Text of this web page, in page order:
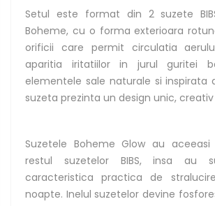
Setul este format din 2 suzete
Boheme, cu o forma exterioara
orificii care permit circulatia
aparitia iritatiilor in jurul guritei
elementele sale naturale si inspirata
suzeta prezinta un design unic,
Suzetele Boheme Glow au
restul suzetelor BIBS, insa au
caracteristica practica de
noapte. Inelul suzetelor devine